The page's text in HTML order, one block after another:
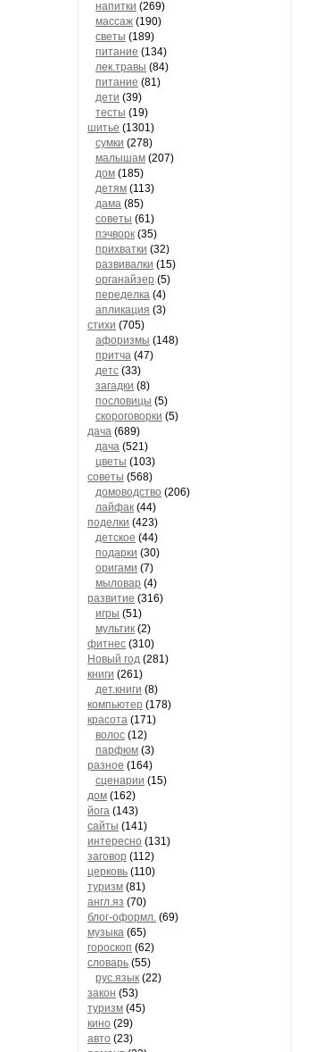
напитки (269)
массаж (190)
светы (189)
питание (134)
лек.травы (84)
питание (81)
дети (39)
тесты (19)
шитье (1301)
сумки (278)
малышам (207)
дом (185)
детям (113)
дама (85)
советы (61)
пэчворк (35)
прихватки (32)
развивалки (15)
органайзер (5)
переделка (4)
апликация (3)
стихи (705)
афоризмы (148)
притча (47)
детс (33)
загадки (8)
пословицы (5)
скороговорки (5)
дача (689)
дача (521)
цветы (103)
советы (568)
домоводство (206)
лайфак (44)
поделки (423)
детское (44)
подарки (30)
оригами (7)
мыловар (4)
развитие (316)
игры (51)
мультик (2)
фитнес (310)
Новый год (281)
книги (261)
дет.книги (8)
компьютер (178)
красота (171)
волос (12)
парфюм (3)
разное (164)
сценарии (15)
дом (162)
йога (143)
сайты (141)
интересно (131)
заговор (112)
церковь (110)
туризм (81)
англ.яз (70)
блог-оформл. (69)
музыка (65)
гороскоп (62)
словарь (55)
рус.язык (22)
закон (53)
туризм (45)
кино (29)
авто (23)